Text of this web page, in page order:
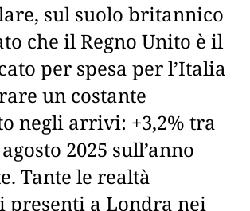
sul suolo britannico
che il Regno Unito è il
per spesa per l’Italia
un costante
negli arrivi: +3,2% tra
2025 sull’anno
Tante le realtà
a Londra nei